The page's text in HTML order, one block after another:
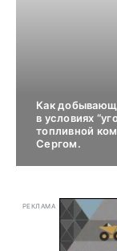
Как
в условиях
топливной
Сергом.
РЕКЛАМА